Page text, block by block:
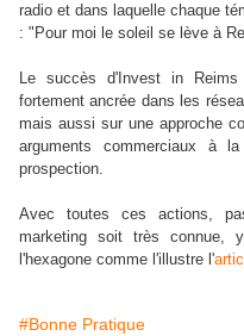
radio et dans laquelle chaque
: "Pour moi le soleil se lève à
Le succès d'Invest in Reims
fortement ancrée dans les
mais aussi sur une approche
arguments commerciaux à
prospection.
Avec toutes ces actions,
marketing soit très connue,
l'hexagone comme l'illustre l'
#Bonne Pratique